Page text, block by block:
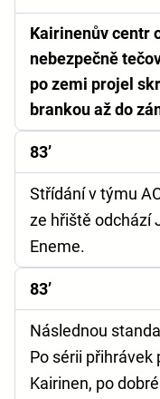
Kairinenův centr
nebezpečně
po zemi projel
brankou až do
83’
Střídání v týmu
ze hřiště odchází
Eneme.
83’
Následnou
Po sérii přihrávek
Kairinen, po